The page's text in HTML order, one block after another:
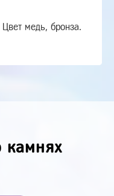
медь, бронза.
камнях